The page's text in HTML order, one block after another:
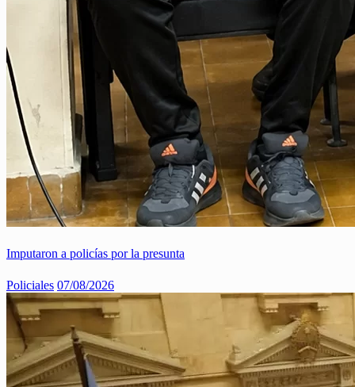
Imputaron a policías por la presunta
Policiales 07/08/2026